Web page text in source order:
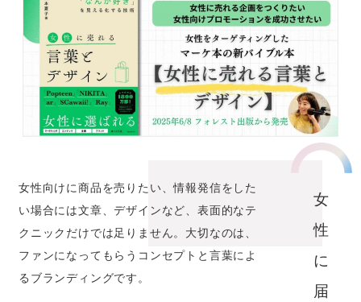
女性向けに商品を売りたい、情報発信をした
い場合には文章、デザインなど、表面的なテ
クニックだけでは足りません。大切なのは、
ファンになってもらうコンセプトと言葉によ
るブランディングです。
女
性
に
届